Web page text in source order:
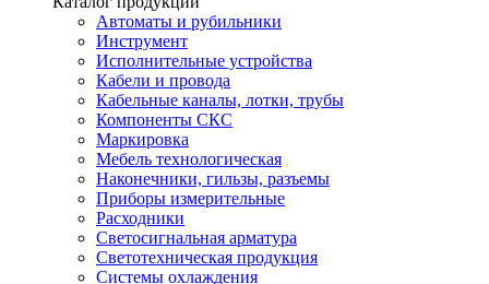
Автоматы и рубильники
Инструмент
Исполнительные устройства
Кабели и провода
Кабельные каналы, лотки, трубы
Компоненты СКС
Маркировка
Мебель технологическая
Наконечники, гильзы, разъемы
Приборы измерительные
Расходники
Светосигнальная арматура
Светотехническая продукция
Системы охлаждения